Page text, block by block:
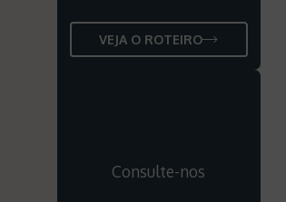
VEJA O ROTEIRO
Consulte-nos